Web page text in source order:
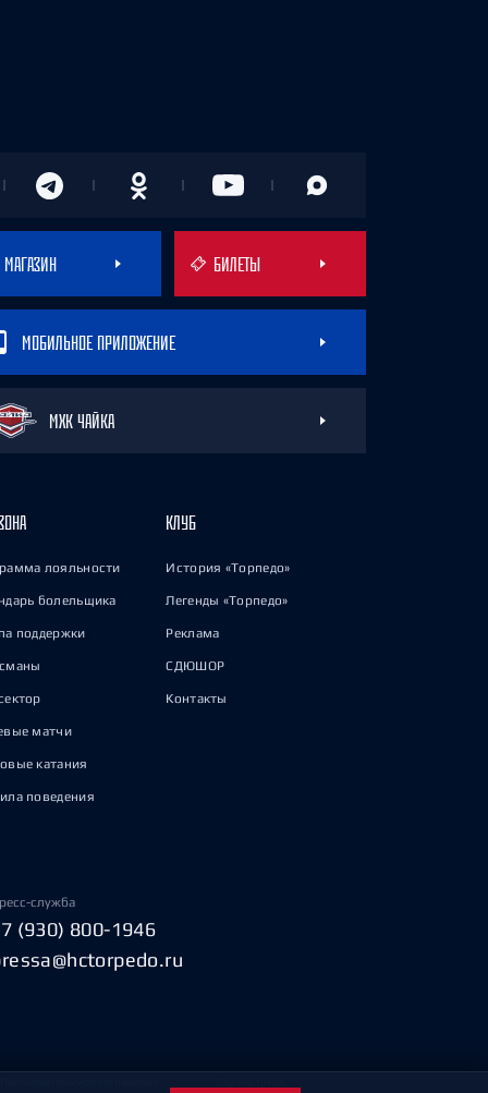
МАГАЗИН БИЛЕТЫ
МОБИЛЬНОЕ ПРИЛОЖЕНИЕ
МХК ЧАЙКА
лояльности
болельщика
поддержки
матчи
катания
поведения
КЛУБ
История «Торпедо»
Легенды «Торпедо»
Реклама
СДЮШОР
Контакты
служба
(930) 800-1946